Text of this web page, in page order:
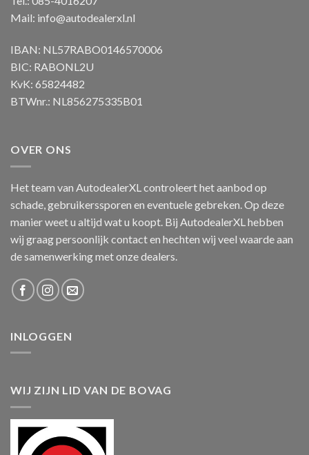
Mail: info@autodealerxl.nl
IBAN: NL57RABO0146570006
BIC: RABONL2U
KvK: 65824482
BTWnr.: NL856275335B01
OVER ONS
Het team van AutodealerXL controleert het aanbod op
schade, gebruikerssporen en eventuele gebreken. Op deze
manier weet u altijd wat u koopt. Bij AutodealerXL hebben
wij graag persoonlijk contact en hechten wij veel waarde aan
de samenwerking met onze dealers.
INLOGGEN
WIJ ZIJN LID VAN DE BOVAG